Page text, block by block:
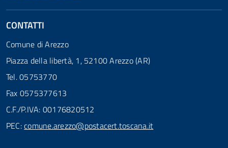
CONTATTI
Comune di Arezzo
Piazza della libertà, 1, 52100 Arezzo (AR)
Tel. 05753770
Fax 0575377613
C.F./P.IVA: 00176820512
PEC:comune.arezzo@postacert.toscana.it